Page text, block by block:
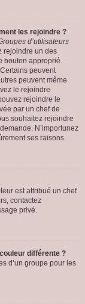
les rejoindre ?
d’utilisateurs
rejoindre un des
bouton approprié.
peuvent
peuvent même
le rejoindre
rejoindre le
par un chef de
souhaitez rejoindre
N’importunez
ses raisons.
est attribué un chef
contactez
privé.
différente ?
d’un groupe pour les